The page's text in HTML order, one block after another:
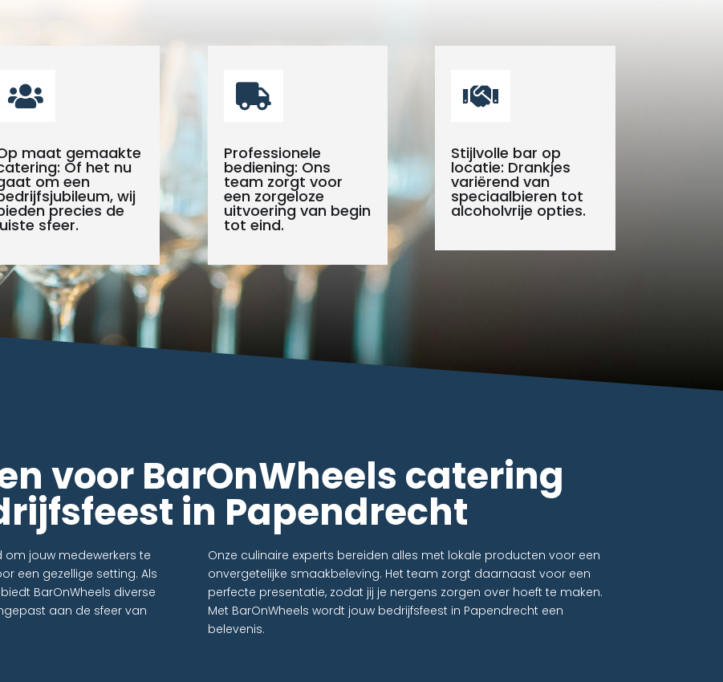

maat gemaakte
Of het nu
om een
wij
precies de
sfeer.

Professionele
bediening: Ons
team zorgt voor
een zorgeloze
uitvoering van begin
tot eind.

Stijlvolle bar op
locatie: Drankjes
variërend van
speciaalbieren tot
alcoholvrije opties.
voor BarOnWheels catering
in Papendrecht
om jouw medewerkers te
een gezellige setting. Als
BarOnWheels diverse
aan de sfeer van
Onze culinaire experts bereiden alles met lokale producten voor een
onvergetelijke smaakbeleving. Het team zorgt daarnaast voor een
perfecte presentatie, zodat jij je nergens zorgen over hoeft te maken.
Met BarOnWheels wordt jouw bedrijfsfeest in Papendrecht een
belevenis.